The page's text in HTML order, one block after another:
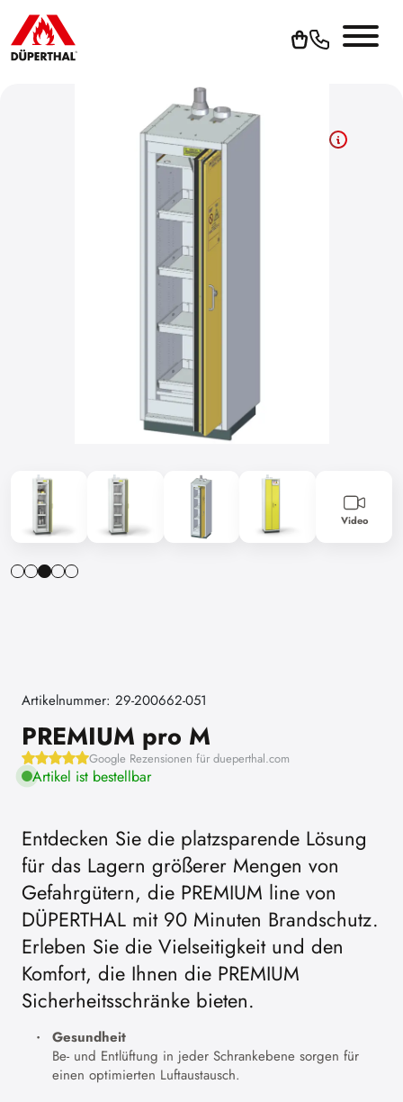
Um YouTube-Videos abspielen zu können, müssen Sie vorher
die Werbe-Cookies akzeptieren.
Cookies akzeptieren
Zur Datenschutzerklärung
Video
Artikelnummer: 29-200662-051
PREMIUM pro M
Google Rezensionen für dueperthal.com
Artikel ist bestellbar
Entdecken Sie die platzsparende Lösung
für das Lagern größerer Mengen von
Gefahrgütern, die PREMIUM line von
DÜPERTHAL mit 90 Minuten Brandschutz.
Erleben Sie die Vielseitigkeit und den
Komfort, die Ihnen die PREMIUM
Sicherheitsschränke bieten.
Gesundheit
Be- und Entlüftung in jeder Schrankebene sorgen für
einen optimierten Luftaustausch.